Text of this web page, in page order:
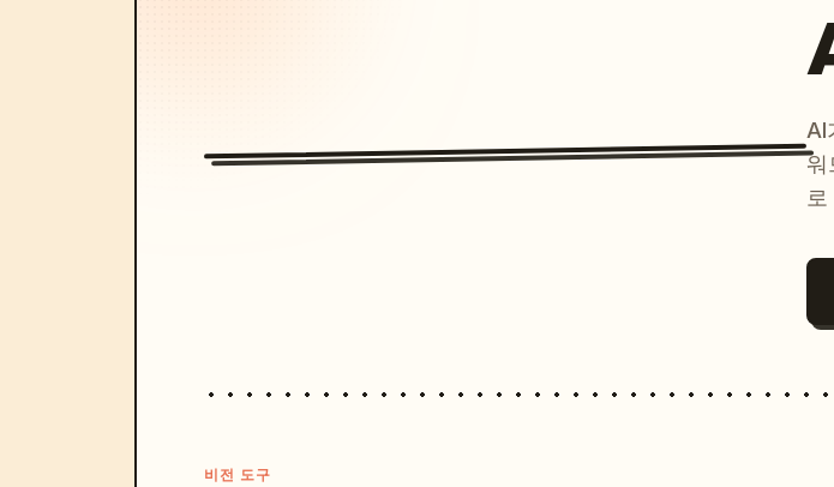
AI
워
비전 도구